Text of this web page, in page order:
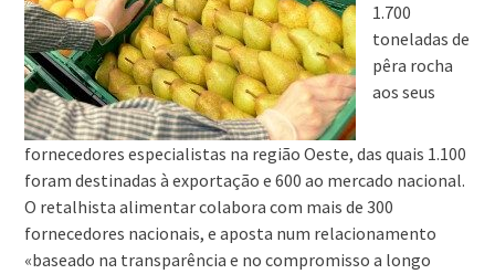
1.700
toneladas de
pêra rocha
aos seus
fornecedores especialistas na região Oeste, das quais 1.100
foram destinadas à exportação e 600 ao mercado nacional.
O retalhista alimentar colabora com mais de 300
fornecedores nacionais, e aposta num relacionamento
«baseado na transparência e no compromisso a longo